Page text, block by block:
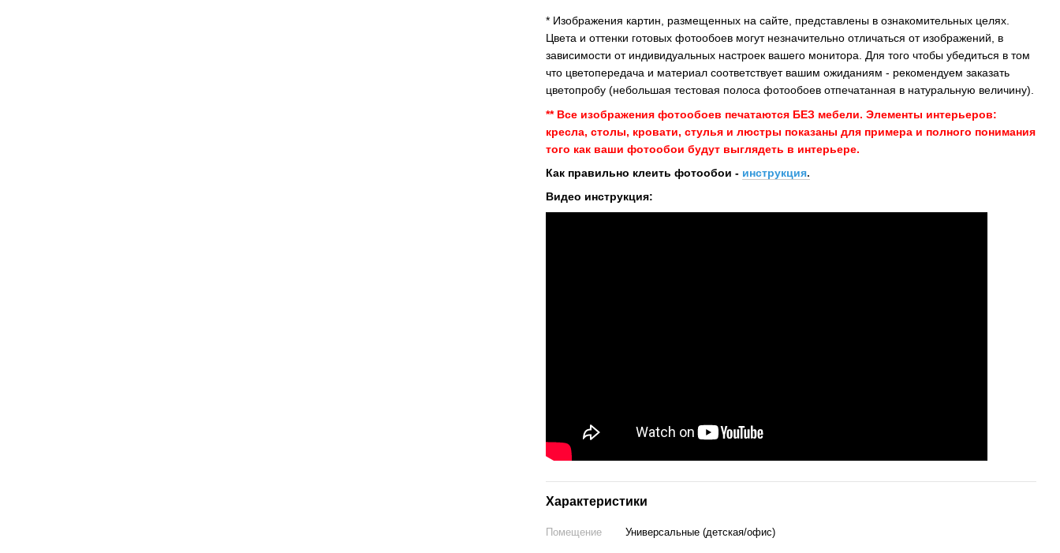
* Изображения картин, размещенных на сайте, представлены в ознакомительных целях.
Цвета и оттенки готовых фотообоев могут незначительно отличаться от изображений, в
зависимости от индивидуальных настроек вашего монитора. Для того чтобы убедиться в том
что цветопередача и материал соответствует вашим ожиданиям - рекомендуем заказать
цветопробу (небольшая тестовая полоса фотообоев отпечатанная в натуральную величину).
** Все изображения фотообоев печатаются БЕЗ мебели. Элементы интерьеров:
кресла, столы, кровати, стулья и люстры показаны для примера и полного понимания
того как ваши фотообои будут выглядеть в интерьере.
Как правильно клеить фотообои - инструкция.
Видео инструкция:
Характеристики
Помещение Универсальные (детская/офис)